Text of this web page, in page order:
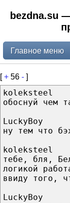
bezdna.su
Главное меню
[+ 56 - ]
koleksteel
обоснуй чем
LuckyBoy
ну тем что
koleksteel
тебе, бля,
логикой
ввиду того,
LuckyBoy